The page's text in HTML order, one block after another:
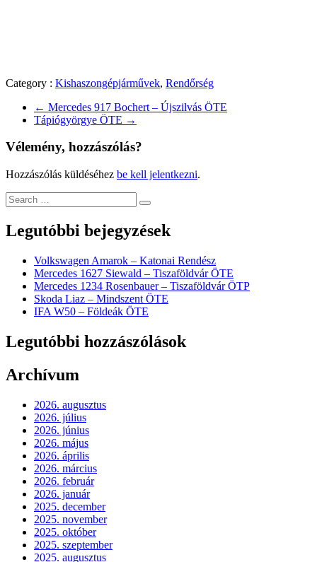
Category : Kishaszongépjárművek, Rendőrség
← Mercedes 917 Bochert – Újszilvás ÖTE
Tápiógyörgye ÖTE →
Vélemény, hozzászólás?
Hozzászólás küldéséhez be kell jelentkezni.
Legutóbbi bejegyzések
Volkswagen Amarok – Katonai Rendész
Mercedes 1627 Siewald – Tiszaföldvár ÖTE
Mercedes 1234 Rosenbauer – Tiszaföldvár ÖTP
Skoda Liaz – Mindszent ÖTE
IFA W50 – Földeák ÖTE
Legutóbbi hozzászólások
Archívum
2026. augusztus
2026. július
2026. június
2026. május
2026. április
2026. március
2026. február
2026. január
2025. december
2025. november
2025. október
2025. szeptember
2025. augusztus